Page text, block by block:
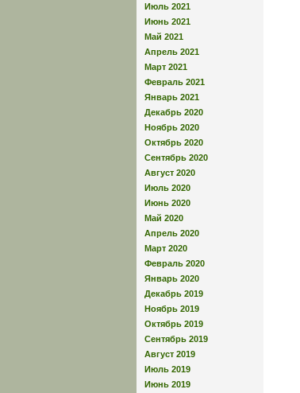
Июль 2021
Июнь 2021
Май 2021
Апрель 2021
Март 2021
Февраль 2021
Январь 2021
Декабрь 2020
Ноябрь 2020
Октябрь 2020
Сентябрь 2020
Август 2020
Июль 2020
Июнь 2020
Май 2020
Апрель 2020
Март 2020
Февраль 2020
Январь 2020
Декабрь 2019
Ноябрь 2019
Октябрь 2019
Сентябрь 2019
Август 2019
Июль 2019
Июнь 2019